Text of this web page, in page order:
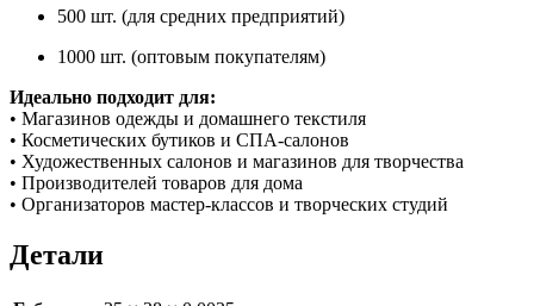
500 шт. (для средних предприятий)
1000 шт. (оптовым покупателям)
Идеально подходит для:
• Магазинов одежды и домашнего текстиля
• Косметических бутиков и СПА-салонов
• Художественных салонов и магазинов для творчества
• Производителей товаров для дома
• Организаторов мастер-классов и творческих студий
Детали